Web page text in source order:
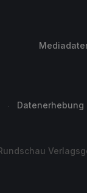
Datenerhebung